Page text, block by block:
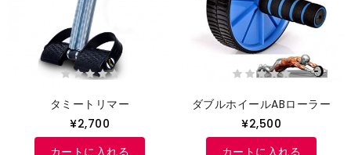
タミートリマー
¥2,700
カートに入れる
ダブルホイールABローラー
¥2,500
カートに入れる